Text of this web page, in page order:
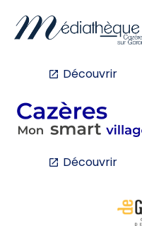
Découvrir
Découvrir